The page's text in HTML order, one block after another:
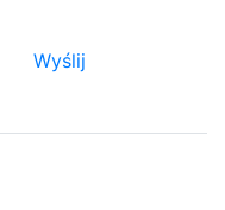
Wyślij